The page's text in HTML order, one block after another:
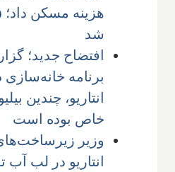
شد
افتضاح جدید؛
برنامه
انتاریو، چندین
خاص بوده است
وزیر